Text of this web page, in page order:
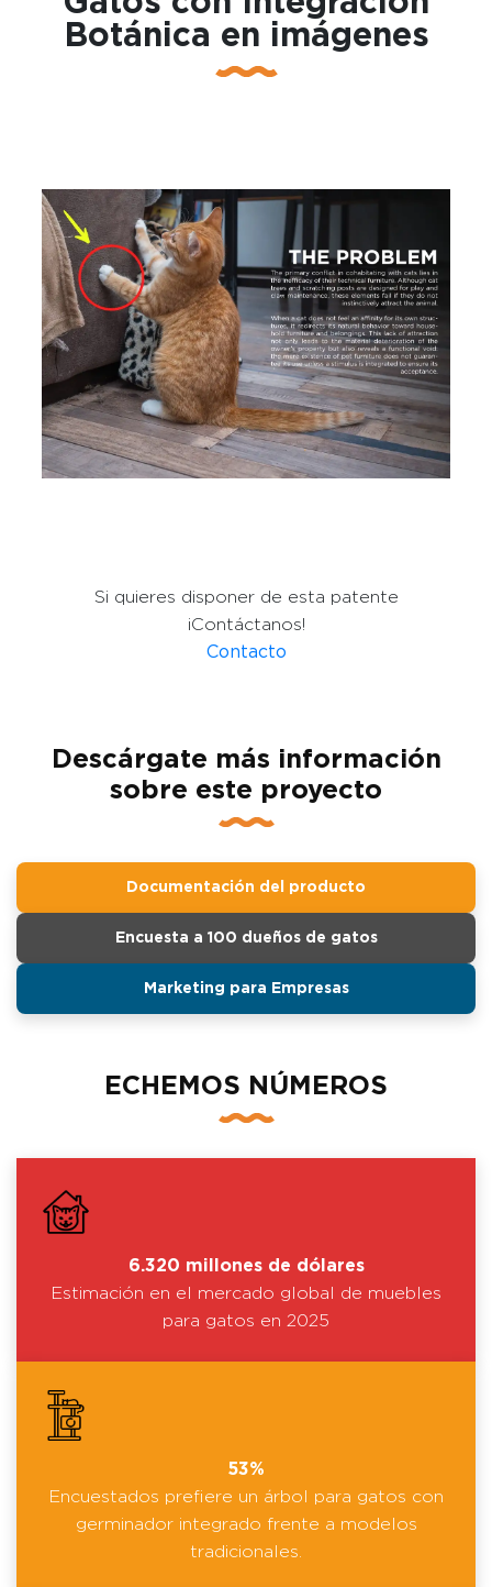
Botánica en imágenes
Si quieres disponer de esta patente
¡Contáctanos!
Contacto
Descárgate más información
sobre este proyecto
Documentación del producto
Encuesta a 100 dueños de gatos
Marketing para Empresas
ECHEMOS NÚMEROS
6.320 millones de dólares
Estimación en el mercado global de muebles
para gatos en 2025
53%
Encuestados prefiere un árbol para gatos con
germinador integrado frente a modelos
tradicionales.